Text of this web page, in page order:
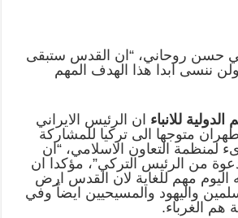
حسن روحاني، “ان القدس ستبقى
ننسى ابدا هذا الهدف المهم
للانباء ان الرئيس الايراني
متوجها الى تركيا للمشاركة
لمنظمة التعاون الاسلامي، “ان
من الرئيس التركي”، مؤكدا ان
اليوم مهم للغاية لان القدس ارض
واليهود والمسيحيين ايضاً وفي
هم الغرباء.